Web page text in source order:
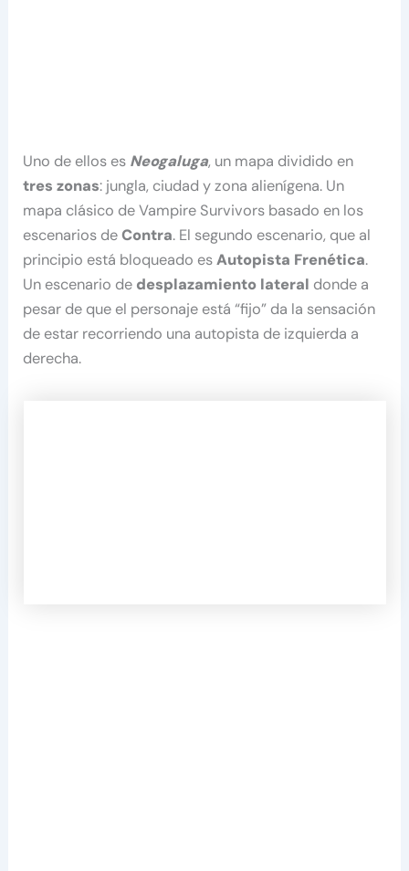
Uno de ellos es Neogaluga, un mapa dividido en
tres zonas: jungla, ciudad y zona alienígena. Un
mapa clásico de Vampire Survivors basado en los
escenarios deContra. El segundo escenario, que al
principio está bloqueado esAutopista Frenética.
Un escenario de desplazamiento lateral donde a
pesar de que el personaje está “fijo” da la sensación
de estar recorriendo una autopista de izquierda a
derecha.